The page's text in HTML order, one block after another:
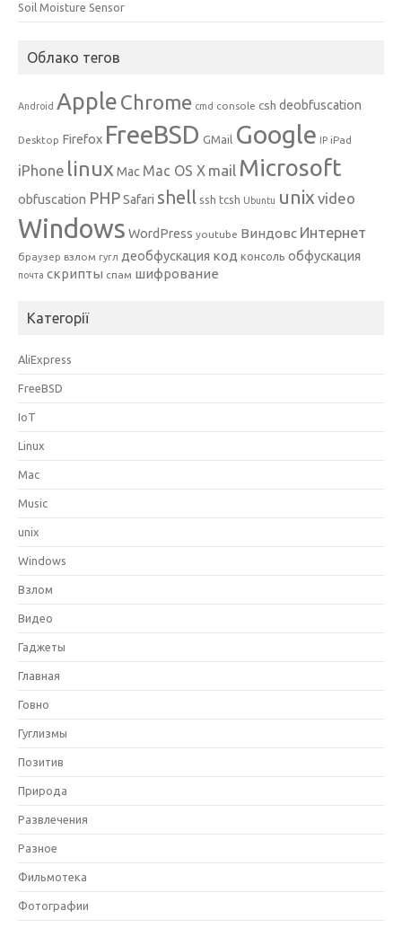
Soil Moisture Sensor
Облако тегов
Android Apple Chrome cmd console csh deobfuscation
Desktop Firefox FreeBSD GMail Google IP iPad
iPhone linux Mac Mac OS X mail Microsoft
obfuscation PHPSafari shell ssh tcsh Ubuntu unix video
Windows WordPress youtube Виндовс Интернет
браузер взлом гугл деобфускация код консоль обфускация
почта скрипты спам шифрование
Категорії
AliExpress
FreeBSD
IoT
Linux
Mac
Music
unix
Windows
Взлом
Видео
Гаджеты
Главная
Говно
Гуглизмы
Позитив
Природа
Развлечения
Разное
Фильмотека
Фотографии